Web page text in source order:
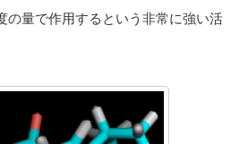
の量で作用するという非常に強い活